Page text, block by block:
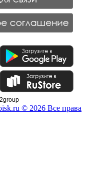
© 2026 Все права